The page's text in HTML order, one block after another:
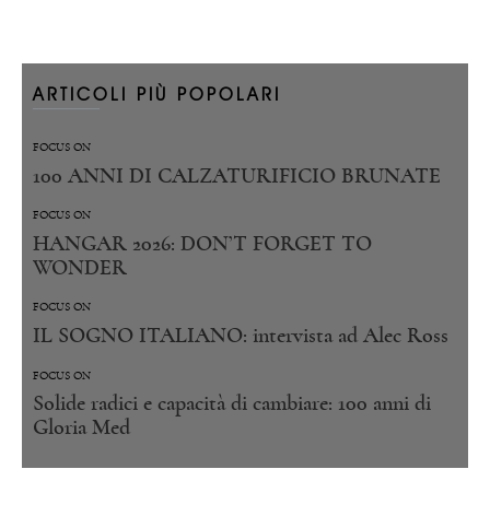
ARTICOLI PIÙ POPOLARI
FOCUS ON
100 ANNI DI CALZATURIFICIO BRUNATE
FOCUS ON
HANGAR 2026: DON’T FORGET TO
WONDER
FOCUS ON
IL SOGNO ITALIANO: intervista ad Alec Ross
FOCUS ON
Solide radici e capacità di cambiare: 100 anni di
Gloria Med